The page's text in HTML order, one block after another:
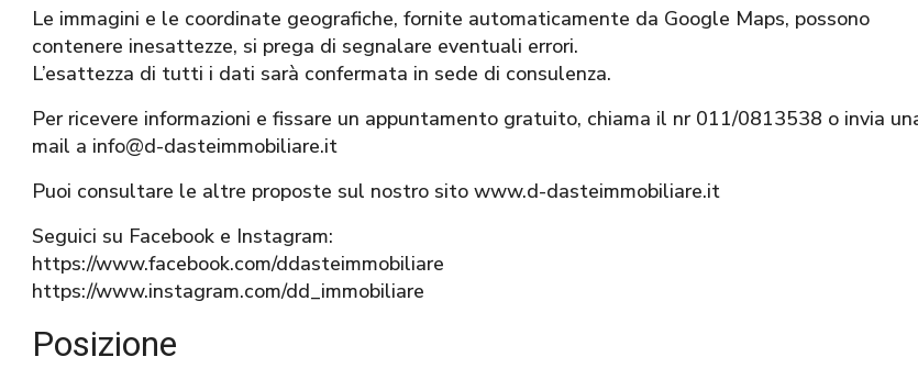
Le immagini e le coordinate geografiche, fornite automaticamente da Google Maps, possono
contenere inesattezze, si prega di segnalare eventuali errori.
L’esattezza di tutti i dati sarà confermata in sede di consulenza.
Per ricevere informazioni e fissare un appuntamento gratuito, chiama il nr 011/0813538 o invia
mail a info@d-dasteimmobiliare.it
Puoi consultare le altre proposte sul nostro sito www.d-dasteimmobiliare.it
Seguici su Facebook e Instagram:
https://www.facebook.com/ddasteimmobiliare
https://www.instagram.com/dd_immobiliare
Posizione